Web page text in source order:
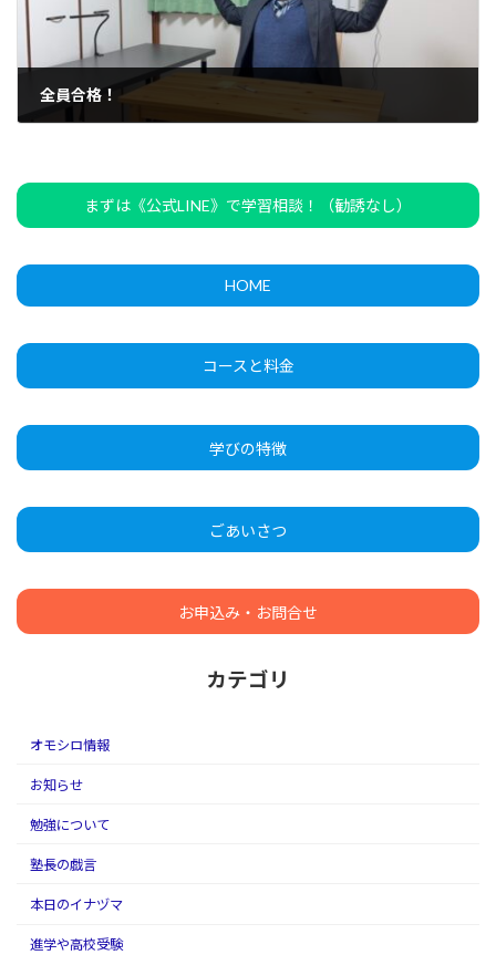
全員合格！
まずは《公式LINE》で学習相談！（勧誘なし）
HOME
コースと料金
学びの特徴
ごあいさつ
お申込み・お問合せ
カテゴリ
オモシロ情報
お知らせ
勉強について
塾長の戯言
本日のイナヅマ
進学や高校受験